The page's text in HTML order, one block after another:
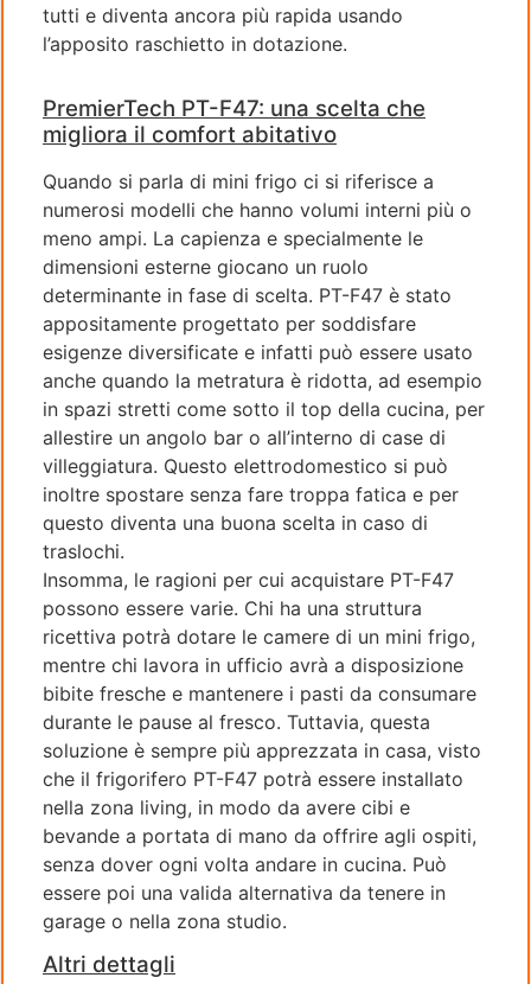
tutti e diventa ancora più rapida usando
l’apposito raschietto in dotazione.
PremierTech PT-F47: una scelta che
migliora il comfort abitativo
Quando si parla di mini frigo ci si riferisce a
numerosi modelli che hanno volumi interni più o
meno ampi. La capienza e specialmente le
dimensioni esterne giocano un ruolo
determinante in fase di scelta. PT-F47 è stato
appositamente progettato per soddisfare
esigenze diversificate e infatti può essere usato
anche quando la metratura è ridotta, ad esempio
in spazi stretti come sotto il top della cucina, per
allestire un angolo bar o all’interno di case di
villeggiatura. Questo elettrodomestico si può
inoltre spostare senza fare troppa fatica e per
questo diventa una buona scelta in caso di
traslochi.
Insomma, le ragioni per cui acquistare PT-F47
possono essere varie. Chi ha una struttura
ricettiva potrà dotare le camere di un mini frigo,
mentre chi lavora in ufficio avrà a disposizione
bibite fresche e mantenere i pasti da consumare
durante le pause al fresco. Tuttavia, questa
soluzione è sempre più apprezzata in casa, visto
che il frigorifero PT-F47 potrà essere installato
nella zona living, in modo da avere cibi e
bevande a portata di mano da offrire agli ospiti,
senza dover ogni volta andare in cucina. Può
essere poi una valida alternativa da tenere in
garage o nella zona studio.
Altri dettagli